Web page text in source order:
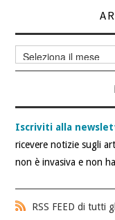
Archivi
articoli
Iscriviti alla
ricevere notizie sugli
non è invasiva e non
RSS FEED di tutti